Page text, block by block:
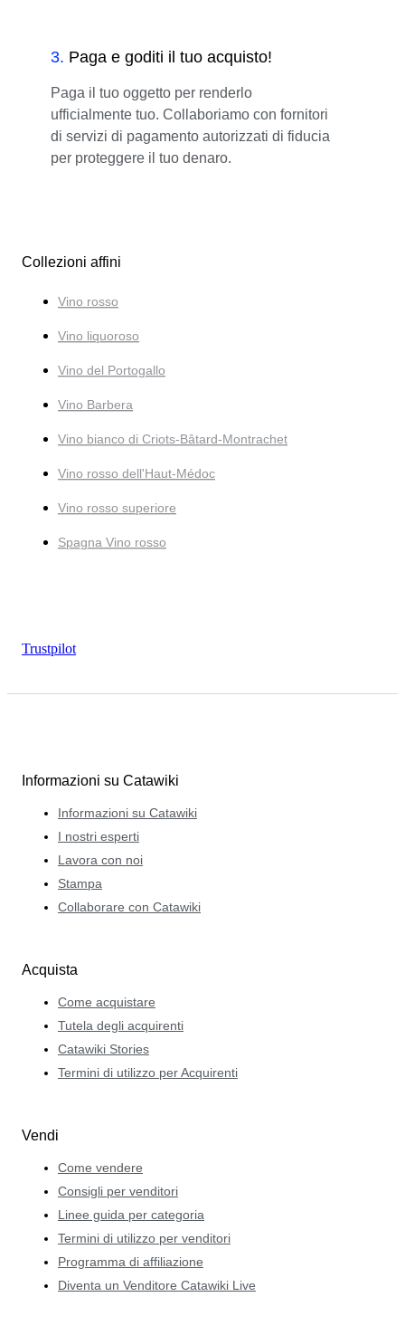
3. Paga e goditi il tuo acquisto!
Paga il tuo oggetto per renderlo
ufficialmente tuo. Collaboriamo con fornitori
di servizi di pagamento autorizzati di fiducia
per proteggere il tuo denaro.
Collezioni affini
Vino rosso
Vino liquoroso
Vino del Portogallo
Vino Barbera
Vino bianco di Criots-Bâtard-Montrachet
Vino rosso dell'Haut-Médoc
Vino rosso superiore
Spagna Vino rosso
Trustpilot
Informazioni su Catawiki
Informazioni su Catawiki
I nostri esperti
Lavora con noi
Stampa
Collaborare con Catawiki
Acquista
Come acquistare
Tutela degli acquirenti
Catawiki Stories
Termini di utilizzo per Acquirenti
Vendi
Come vendere
Consigli per venditori
Linee guida per categoria
Termini di utilizzo per venditori
Programma di affiliazione
Diventa un Venditore Catawiki Live